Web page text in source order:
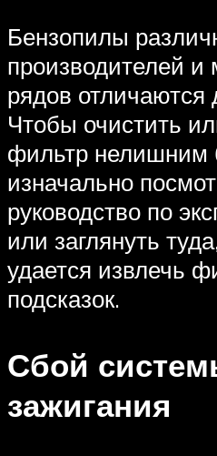
Бензопилы
производителей
рядов отличаются
Чтобы очистить
фильтр нелишним
изначально
руководство по
или заглянуть
удается извлечь
подсказок.
Сбой
зажигания